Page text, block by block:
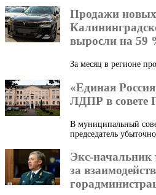
Продажи
выросли на 59
За месяц в регионе
«Единая
ЛДПР в совете
В муниципальный
председатель
Экс-начальник
за